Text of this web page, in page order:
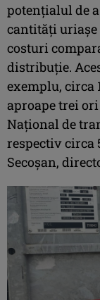
potențialul de
cantități uriașe
costuri
distribuție.
exemplu, circa
aproape trei
Național de
respectiv circa
Secoșan,